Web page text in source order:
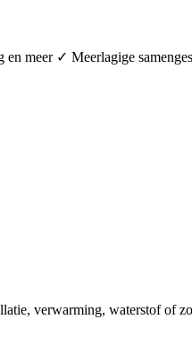
meer ✓ Meerlagige
verwarming, waterstof of